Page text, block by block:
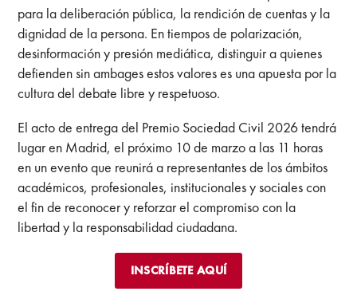
para la deliberación pública, la rendición de cuentas y la
dignidad de la persona. En tiempos de polarización,
desinformación y presión mediática, distinguir a quienes
defienden sin ambages estos valores es una apuesta por la
cultura del debate libre y respetuoso.
El acto de entrega del Premio Sociedad Civil 2026 tendrá
lugar en Madrid, el próximo 10 de marzo a las 11 horas
en un evento que reunirá a representantes de los ámbitos
académicos, profesionales, institucionales y sociales con
el fin de reconocer y reforzar el compromiso con la
libertad y la responsabilidad ciudadana.
INSCRÍBETE AQUÍ